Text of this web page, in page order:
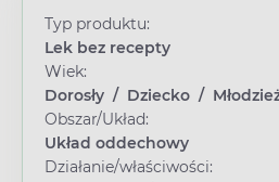
Typ produktu:
Lek bez recepty
Wiek:
Dorosły / Dziecko /
Obszar/Układ:
Układ oddechowy
Działanie/właściwości: